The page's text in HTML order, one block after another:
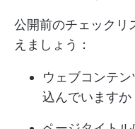
公開前のチェックリ
えましょう：
ウェブコンテ
込んでいますか